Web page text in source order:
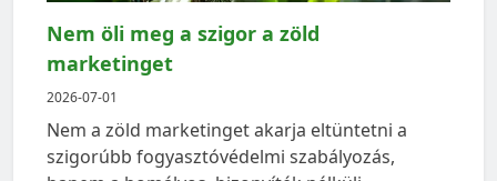
Nem öli meg a szigor a zöld
marketinget
2026-07-01
Nem a zöld marketinget akarja eltüntetni a
szigorúbb fogyasztóvédelmi szabályozás,